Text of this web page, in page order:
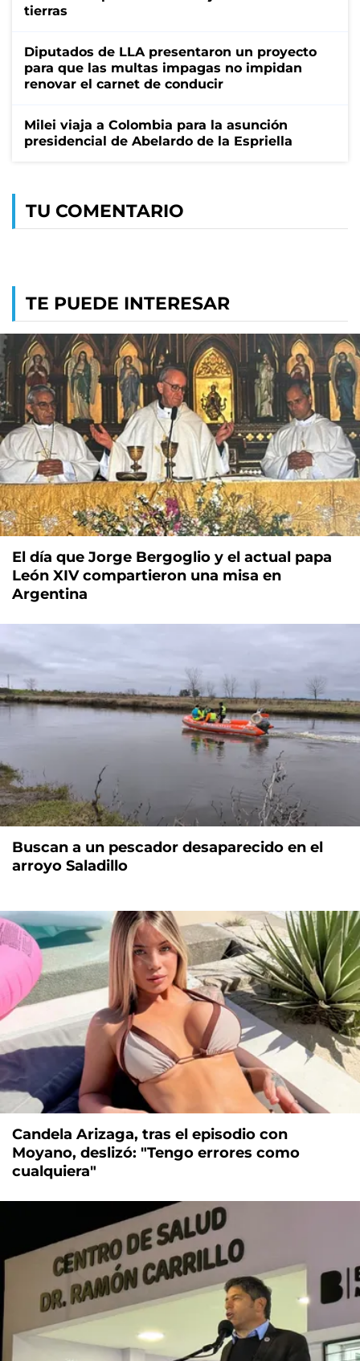
tierras
Diputados de LLA presentaron un proyecto
para que las multas impagas no impidan
renovar el carnet de conducir
Milei viaja a Colombia para la asunción
presidencial de Abelardo de la Espriella
TU COMENTARIO
TE PUEDE INTERESAR
El día que Jorge Bergoglio y el actual papa
León XIV compartieron una misa en
Argentina
Buscan a un pescador desaparecido en el
arroyo Saladillo
Candela Arizaga, tras el episodio con
Moyano, deslizó: "Tengo errores como
cualquiera"